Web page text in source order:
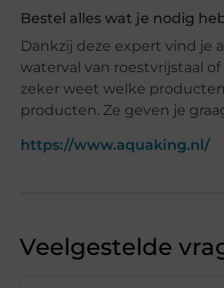
Bestel alles wat je nodig
Dankzij deze expert vind je
waterval van roestvrijstaal
zeker weet welke
producten. Ze geven je
https://www.aquaking.nl/
Veelgestelde